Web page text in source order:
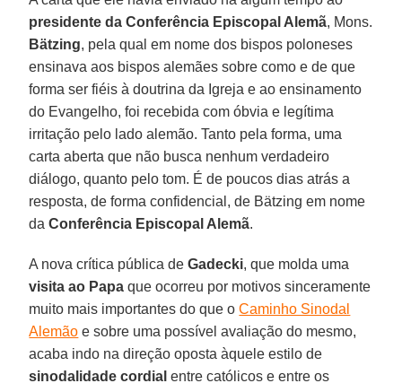
presidente da Conferência Episcopal Alemã, Mons.
Bätzing, pela qual em nome dos bispos poloneses
ensinava aos bispos alemães sobre como e de que
forma ser fiéis à doutrina da Igreja e ao ensinamento
do Evangelho, foi recebida com óbvia e legítima
irritação pelo lado alemão. Tanto pela forma, uma
carta aberta que não busca nenhum verdadeiro
diálogo, quanto pelo tom. É de poucos dias atrás a
resposta, de forma confidencial, de Bätzing em nome
daConferência Episcopal Alemã.
A nova crítica pública deGadecki, que molda uma
visita ao Papa que ocorreu por motivos sinceramente
muito mais importantes do que oCaminho Sinodal
Alemão e sobre uma possível avaliação do mesmo,
acaba indo na direção oposta àquele estilo de
sinodalidade cordial entre católicos e entre os